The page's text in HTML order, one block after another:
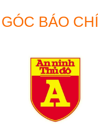
GÓC BÁO CHÍ